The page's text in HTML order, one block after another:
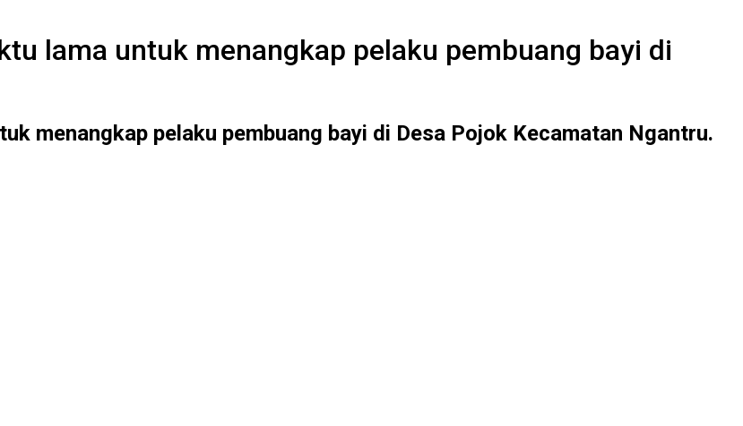
lama untuk menangkap pelaku pembuang bayi di
menangkap pelaku pembuang bayi di Desa Pojok Kecamatan Ngantru.